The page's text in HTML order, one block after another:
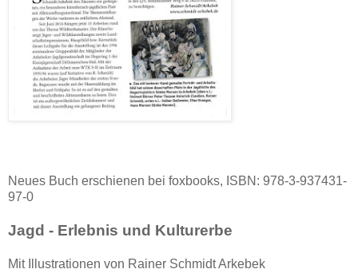
Neues Buch erschienen bei foxbooks, ISBN: 978-3-937431-
97-0
Jagd - Erlebnis und Kulturerbe
Mit Illustrationen von Rainer Schmidt Arkebek